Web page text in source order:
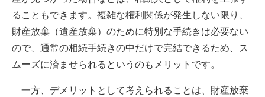
ることもできます。複雑な権利関係が発生しない限り、
財産放棄（遺産放棄）のために特別な手続きは必要ない
ので、通常の相続手続きの中だけで完結できるため、ス
ムーズに済ませられるというのもメリットです。
一方、デメリットとして考えられることは、財産放棄